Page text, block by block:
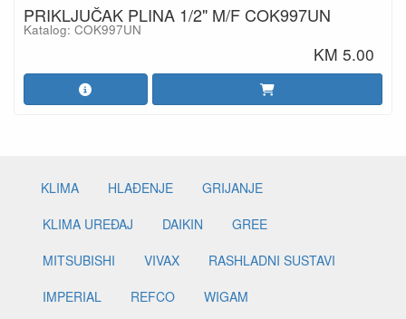
PRIKLJUČAK PLINA 1/2" M/F COK997UN
Katalog: COK997UN
KM 5.00
KLIMA HLAĐENJE
GRIJANJE
KLIMA UREĐAJ
DAIKIN
GREE
MITSUBISHI
VIVAX
RASHLADNI SUSTAVI
IMPERIAL
REFCO
WIGAM